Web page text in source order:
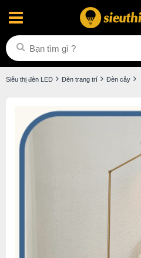
Siêu thị đèn LED Đèn trang trí Đèn cây